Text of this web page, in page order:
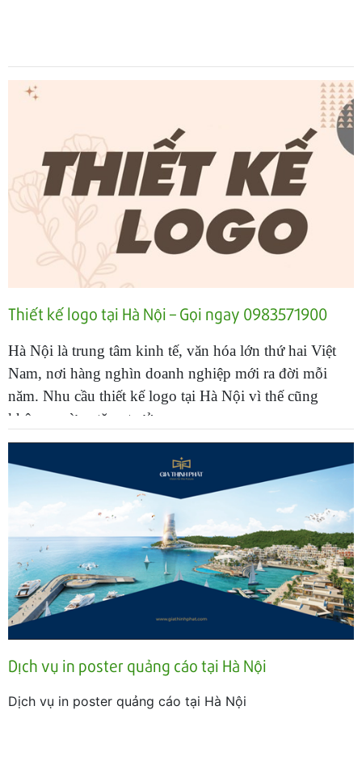
Thiết kế logo tại Hà Nội – Gọi ngay 0983571900
Hà Nội là trung tâm kinh tế, văn hóa lớn thứ hai Việt
Nam, nơi hàng nghìn doanh nghiệp mới ra đời mỗi
năm. Nhu cầu thiết kế logo tại Hà Nội vì thế cũng
không ngừng tăng trưởng.
Dịch vụ in poster quảng cáo tại Hà Nội
Dịch vụ in poster quảng cáo tại Hà Nội